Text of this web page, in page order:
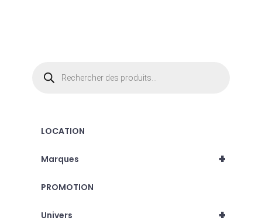
produits
LOCATION
+
Marques
PROMOTION
+
Univers